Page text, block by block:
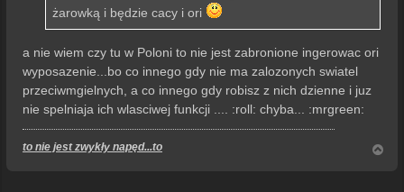
żarowką i będzie cacy i ori
a nie wiem czy tu w Poloni to nie jest zabronione ingerowac ori
wyposazenie...bo co innego gdy nie ma zalozonych swiatel
przeciwmgielnych, a co innego gdy robisz z nich dzienne i juz
nie spelniaja ich wlasciwej funkcji .... :roll: chyba... :mrgreen:
to nie jest zwykły napęd...to